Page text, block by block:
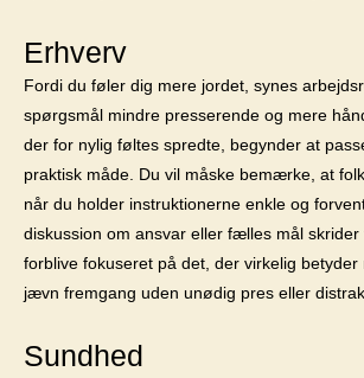
Erhverv
Fordi du føler dig mere jordet, synes
spørgsmål mindre presserende og mere
der for nylig føltes spredte, begynder at
praktisk måde. Du vil måske bemærke, at
når du holder instruktionerne enkle og
diskussion om ansvar eller fælles mål skrider
forblive fokuseret på det, der virkelig betyder
jævn fremgang uden unødig pres eller
Sundhed